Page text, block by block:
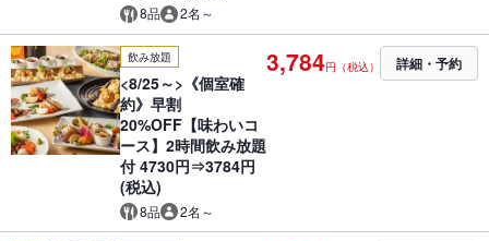
8品 2名～
飲み放題
<8/25～>《個室確
約》早割
20%OFF【味わいコ
ース】2時間飲み放題
付 4730円⇒3784円
(税込)
8品 2名～
3,784円（税込） 詳細・予約